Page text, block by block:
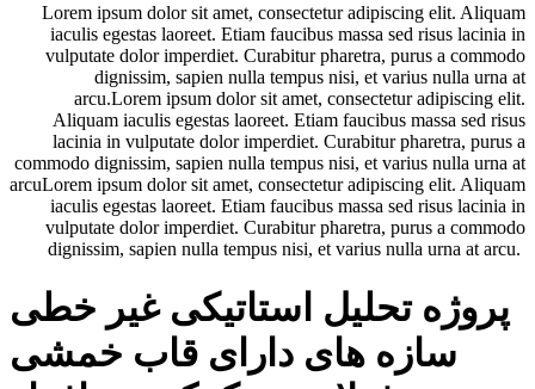
Lorem ipsum dolor sit amet, consectetur adipiscing elit. Aliquam
iaculis egestas laoreet. Etiam faucibus massa sed risus lacinia in
vulputate dolor imperdiet. Curabitur pharetra, purus a commodo
dignissim, sapien nulla tempus nisi, et varius nulla urna at
arcu.Lorem ipsum dolor sit amet, consectetur adipiscing elit.
Aliquam iaculis egestas laoreet. Etiam faucibus massa sed risus
lacinia in vulputate dolor imperdiet. Curabitur pharetra, purus a
commodo dignissim, sapien nulla tempus nisi, et varius nulla urna at
arcuLorem ipsum dolor sit amet, consectetur adipiscing elit. Aliquam
iaculis egestas laoreet. Etiam faucibus massa sed risus lacinia in
vulputate dolor imperdiet. Curabitur pharetra, purus a commodo
dignissim, sapien nulla tempus nisi, et varius nulla urna at arcu.
پروژه تحلیل استاتیکی غیر خطی
سازه های دارای قاب خمشی